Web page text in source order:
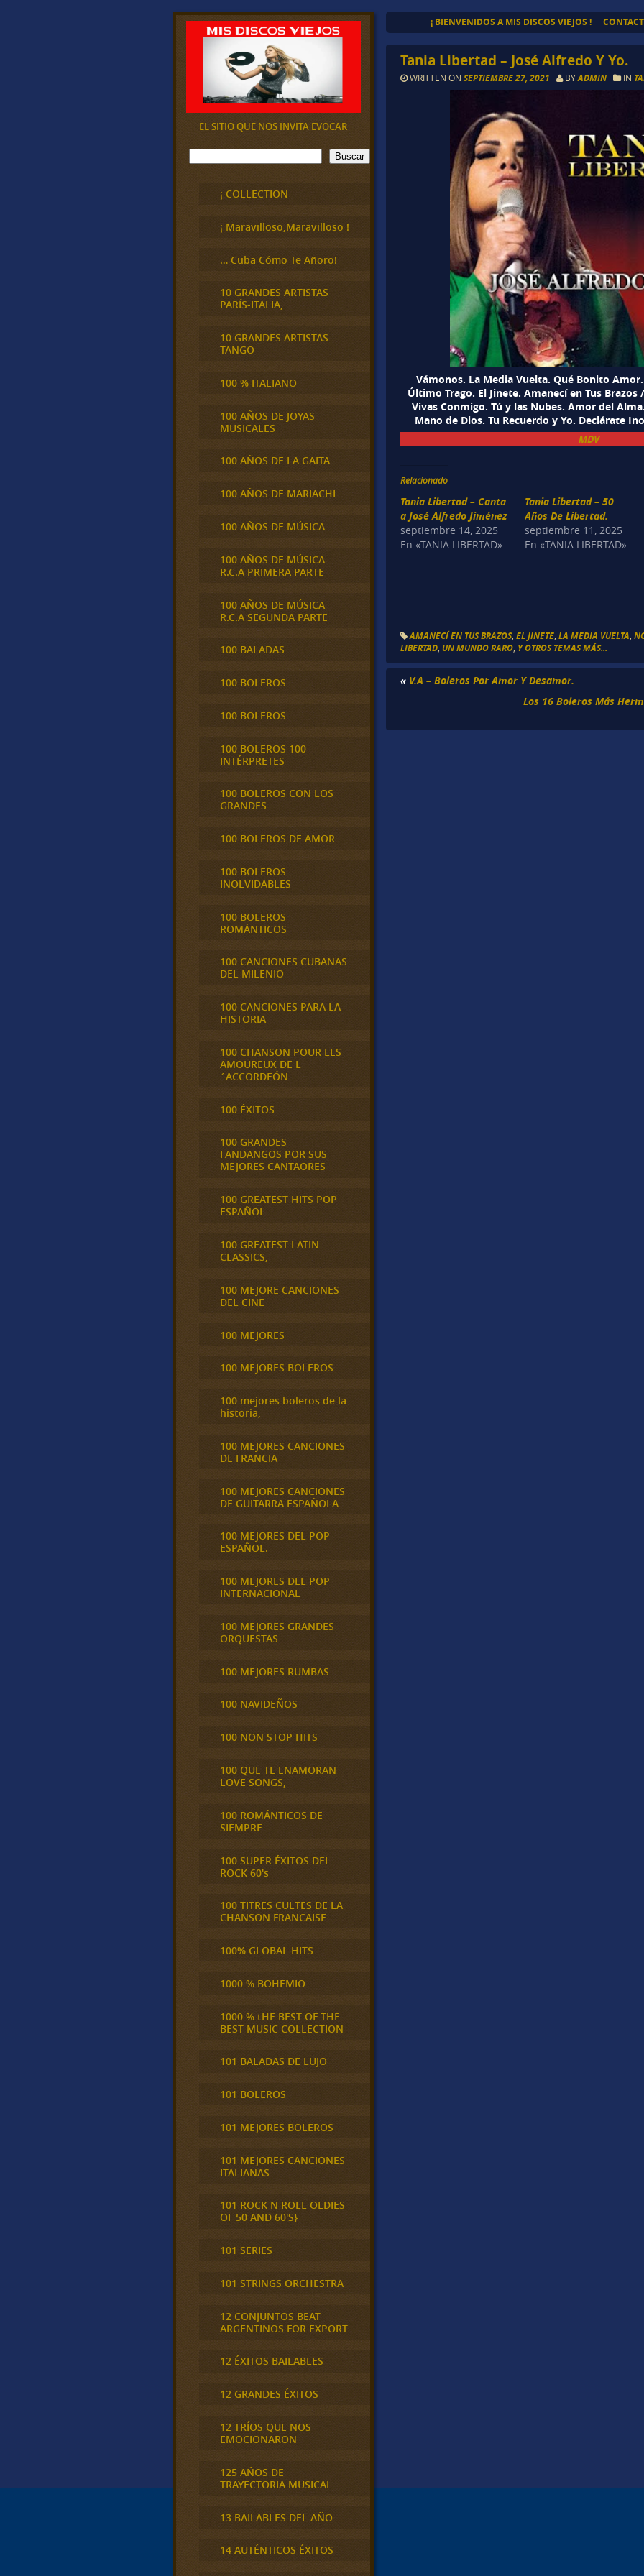
¡ BIENVENIDOS A MIS DISCOS VIEJOS !
Tania Libertad – José Alfredo Y Yo.
WRITTEN ONSEPTIEMBRE 27, 2021 BYADMIN IN
Vámonos. La Media Vuelta. Qué Bonito
Último Trago. El Jinete. Amanecí en Tus
Vivas Conmigo. Tú y las Nubes. Amor del
Mano de Dios. Tu Recuerdo y Yo. Declárate
MDV
Relacionado
Tania Libertad – Canta
a José Alfredo Jiménez
septiembre 14, 2025
En «TANIA LIBERTAD»
Tania Libertad – 50
Años De Libertad.
septiembre 11, 2025
En «TANIA LIBERTAD»
AMANECÍ EN TUS BRAZOS,EL JINETE ,LA MEDIA VUELTA ,
LIBERTAD UN MUNDO RARO Y OTROS TEMAS MÁS...
« V.A – Boleros Por Amor Y Desamor.
Los 16 Boleros Más
EL SITIO QUE NOS INVITA EVOCAR
B
u
Buscar
¡ COLLECTION
¡ Maravilloso,Maravilloso !
… Cuba Cómo Te Añoro!
10 GRANDES ARTISTAS
PARÍS-ITALIA,
10 GRANDES ARTISTAS
TANGO
100 % ITALIANO
100 AÑOS DE JOYAS
MUSICALES
100 AÑOS DE LA GAITA
100 AÑOS DE MARIACHI
100 AÑOS DE MÚSICA
100 AÑOS DE MÚSICA
R.C.A PRIMERA PARTE
100 AÑOS DE MÚSICA
R.C.A SEGUNDA PARTE
100 BALADAS
100 BOLEROS
100 BOLEROS
100 BOLEROS 100
INTÉRPRETES
100 BOLEROS CON LOS
GRANDES
100 BOLEROS DE AMOR
100 BOLEROS
INOLVIDABLES
100 BOLEROS
ROMÁNTICOS
100 CANCIONES CUBANAS
DEL MILENIO
100 CANCIONES PARA LA
HISTORIA
100 CHANSON POUR LES
AMOUREUX DE L
´ACCORDEÓN
100 ÉXITOS
100 GRANDES
FANDANGOS POR SUS
MEJORES CANTAORES
100 GREATEST HITS POP
ESPAÑOL
100 GREATEST LATIN
CLASSICS,
100 MEJORE CANCIONES
DEL CINE
100 MEJORES
100 MEJORES BOLEROS
100 mejores boleros de la
historia,
100 MEJORES CANCIONES
DE FRANCIA
100 MEJORES CANCIONES
DE GUITARRA ESPAÑOLA
100 MEJORES DEL POP
ESPAÑOL.
100 MEJORES DEL POP
INTERNACIONAL
100 MEJORES GRANDES
ORQUESTAS
100 MEJORES RUMBAS
100 NAVIDEÑOS
100 NON STOP HITS
100 QUE TE ENAMORAN
LOVE SONGS,
100 ROMÁNTICOS DE
SIEMPRE
100 SUPER ÉXITOS DEL
ROCK 60's
100 TITRES CULTES DE LA
CHANSON FRANCAISE
100% GLOBAL HITS
1000 % BOHEMIO
1000 % tHE BEST OF THE
BEST MUSIC COLLECTION
101 BALADAS DE LUJO
101 BOLEROS
101 MEJORES BOLEROS
101 MEJORES CANCIONES
ITALIANAS
101 ROCK N ROLL OLDIES
OF 50 AND 60'S}
101 SERIES
101 STRINGS ORCHESTRA
12 CONJUNTOS BEAT
ARGENTINOS FOR EXPORT
12 ÉXITOS BAILABLES
12 GRANDES ÉXITOS
12 TRÍOS QUE NOS
EMOCIONARON
125 AÑOS DE
TRAYECTORIA MUSICAL
13 BAILABLES DEL AÑO
14 AUTÉNTICOS ÉXITOS